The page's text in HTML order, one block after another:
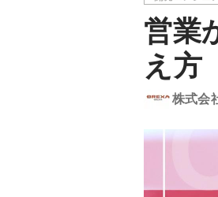
営業
え方
株式会